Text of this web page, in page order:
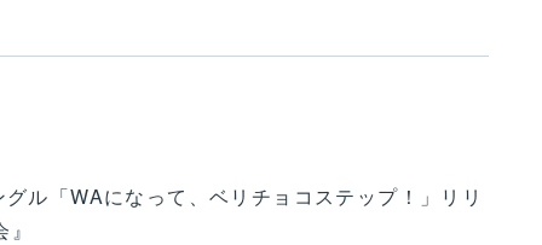
ル「WAになって、ベリチョコステップ！」リリ